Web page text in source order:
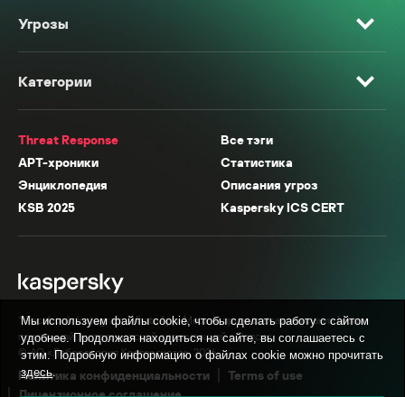
Угрозы
Категории
Threat Response
Все тэги
APT-хроники
Статистика
Энциклопедия
Описания угроз
KSB 2025
Kaspersky ICS CERT
* Facebook, Instagram, WhatsApp, Meta AI принадлежат компании Meta,
признанной экстремистской организацией в России.
© АО «Лаборатория Касперского», 2026.
Политика конфиденциальности
Terms of use
Мы используем файлы cookie, чтобы сделать работу с сайтом
удобнее. Продолжая находиться на сайте, вы соглашаетесь с
этим. Подробную информацию о файлах cookie можно прочитать
здесь.